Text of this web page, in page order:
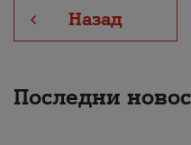
Назад
Последни